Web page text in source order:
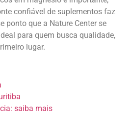
confiável de suplementos faz
ponto que a Nature Center se
para quem busca qualidade,
lugar.
saiba mais